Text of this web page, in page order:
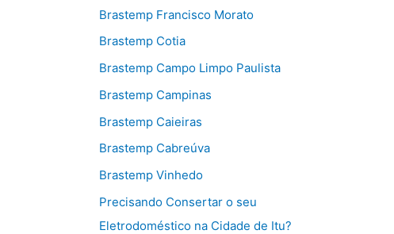
Brastemp Francisco Morato
Brastemp Cotia
Brastemp Campo Limpo Paulista
Brastemp Campinas
Brastemp Caieiras
Brastemp Cabreúva
Brastemp Vinhedo
Precisando Consertar o seu
Eletrodoméstico na Cidade de Itu?